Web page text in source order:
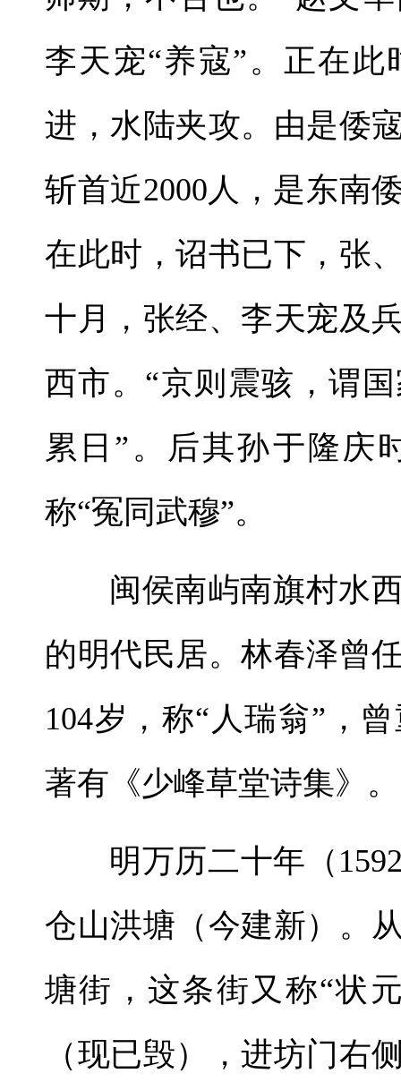
李天宠“养寇”。正在
进，水陆夹攻。由是倭
斩首近2000人，是东南
在此时，诏书已下，张
十月，张经、李天宠及
西市。“京则震骇，谓
累日”。后其孙于隆庆
称“冤同武穆”。
闽侯南屿南旗村水
的明代民居。林春泽曾
104岁，称“人瑞翁”，
著有《少峰草堂诗集》。
明万历二十年（
仓山洪塘（今建新）。
塘街，这条街又称“状
（现已毁），进坊门右